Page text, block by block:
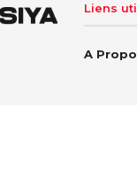
Liens
A